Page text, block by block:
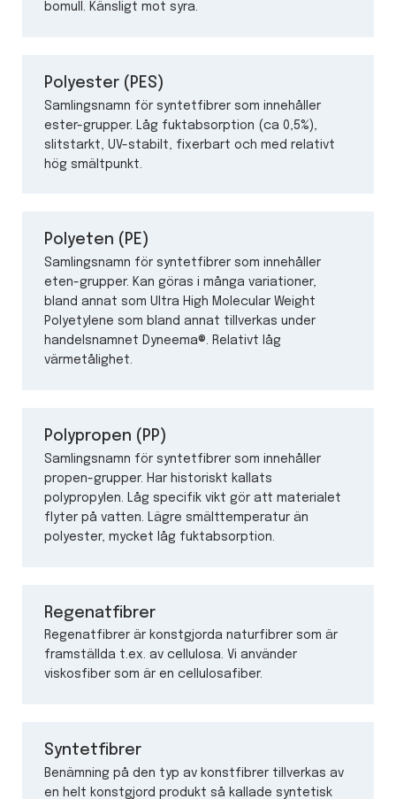
bomull. Känsligt mot syra.
Polyester (PES)
Samlingsnamn för syntetfibrer som innehåller
ester-grupper. Låg fuktabsorption (ca 0,5%),
slitstarkt, UV-stabilt, fixerbart och med relativt
hög smältpunkt.
Polyeten (PE)
Samlingsnamn för syntetfibrer som innehåller
eten-grupper. Kan göras i många variationer,
bland annat som Ultra High Molecular Weight
Polyetylene som bland annat tillverkas under
handelsnamnet Dyneema®. Relativt låg
värmetålighet.
Polypropen (PP)
Samlingsnamn för syntetfibrer som innehåller
propen-grupper. Har historiskt kallats
polypropylen. Låg specifik vikt gör att materialet
flyter på vatten. Lägre smälttemperatur än
polyester, mycket låg fuktabsorption.
Regenatfibrer
Regenatfibrer är konstgjorda naturfibrer som är
framställda t.ex. av cellulosa. Vi använder
viskosfiber som är en cellulosafiber.
Syntetfibrer
Benämning på den typ av konstfibrer tillverkas av
en helt konstgjord produkt så kallade syntetisk